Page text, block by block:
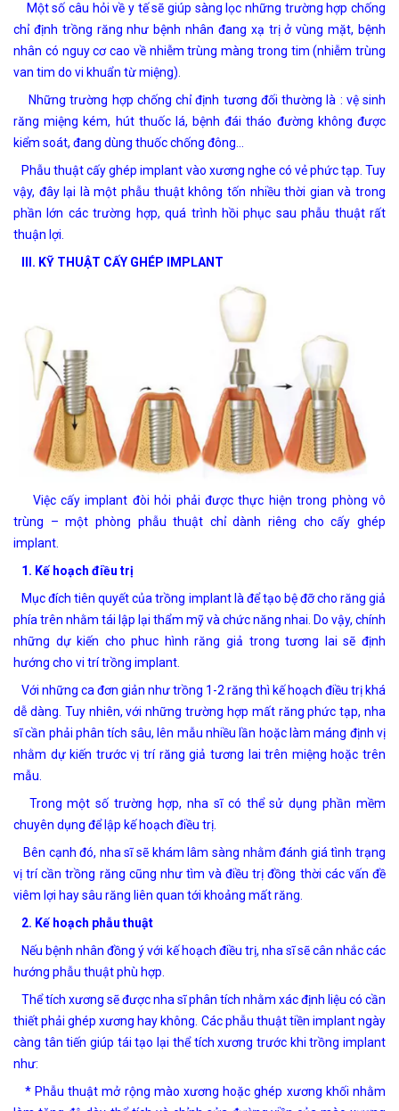
Một số câu hỏi về y tế sẽ giúp sàng lọc những trường hợp chống
chỉ định trồng răng như bệnh nhân đang xạ trị ở vùng mặt, bệnh
nhân có nguy cơ cao về nhiễm trùng màng trong tim (nhiễm trùng
van tim do vi khuẩn từ miệng).
Những trường hợp chống chỉ định tương đối thường là : vệ sinh
răng miệng kém, hút thuốc lá, bệnh đái tháo đường không được
kiểm soát, đang dùng thuốc chống đông…
Phẫu thuật cấy ghép implant vào xương nghe có vẻ phức tạp. Tuy
vậy, đây lại là một phẫu thuật không tốn nhiều thời gian và trong
phần lớn các trường hợp, quá trình hồi phục sau phẫu thuật rất
thuận lợi.
III. KỸ THUẬT CẤY GHÉP IMPLANT
Việc cấy implant đòi hỏi phải được thực hiện trong phòng vô
trùng – một phòng phẫu thuật chỉ dành riêng cho cấy ghép
implant.
1. Kế hoạch điều trị
Mục đích tiên quyết của trồng implant là để tạo bệ đỡ cho răng giả
phía trên nhằm tái lập lại thẩm mỹ và chức năng nhai. Do vậy, chính
những dự kiến cho phuc hình răng giả trong tương lai sẽ định
hướng cho vi trí trồng implant.
Với những ca đơn giản như trồng 1-2 răng thì kế hoạch điều trị khá
dễ dàng. Tuy nhiên, với những trường hợp mất răng phức tạp, nha
sĩ cần phải phân tích sâu, lên mẫu nhiều lần hoặc làm máng định vị
nhằm dự kiến trước vị trí răng giả tương lai trên miệng hoặc trên
mẫu.
Trong một số trường hợp, nha sĩ có thể sử dụng phần mềm
chuyên dụng để lập kế hoạch điều trị.
Bên cạnh đó, nha sĩ sẽ khám lâm sàng nhằm đánh giá tình trạng
vị trí cần trồng răng cũng như tìm và điều trị đồng thời các vấn đề
viêm lợi hay sâu răng liên quan tới khoảng mất răng.
2. Kế hoạch phẫu thuật
Nếu bệnh nhân đồng ý với kế hoạch điều trị, nha sĩ sẽ cân nhắc các
hướng phẫu thuật phù hợp.
Thể tích xương sẽ được nha sĩ phân tích nhằm xác định liệu có cần
thiết phải ghép xương hay không. Các phẫu thuật tiền implant ngày
càng tân tiến giúp tái tạo lại thể tích xương trước khi trồng implant
như:
* Phẫu thuật mở rộng mào xương hoặc ghép xương khối nhằm